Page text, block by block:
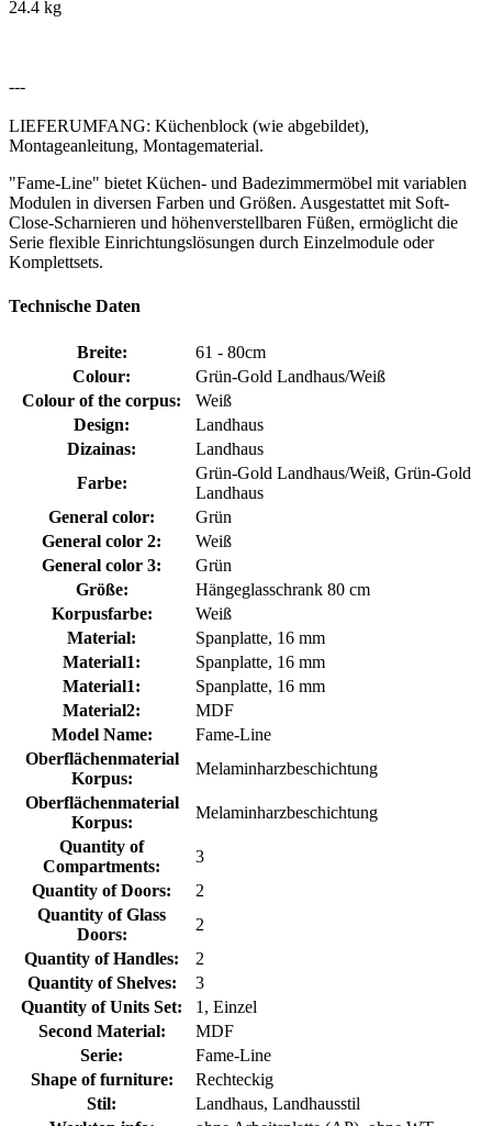
24.4 kg
---
LIEFERUMFANG: Küchenblock (wie abgebildet),
Montageanleitung, Montagematerial.
"Fame-Line" bietet Küchen- und Badezimmermöbel mit variablen
Modulen in diversen Farben und Größen. Ausgestattet mit Soft-
Close-Scharnieren und höhenverstellbaren Füßen, ermöglicht die
Serie flexible Einrichtungslösungen durch Einzelmodule oder
Komplettsets.
Technische Daten
Breite:
61 - 80cm
Colour:
Grün-Gold Landhaus/Weiß
Colour of the corpus:
Weiß
Design:
Landhaus
Dizainas:
Landhaus
Farbe:
Grün-Gold Landhaus/Weiß, Grün-Gold
Landhaus
General color:
Grün
General color 2:
Weiß
General color 3:
Grün
Größe:
Hängeglasschrank 80 cm
Korpusfarbe:
Weiß
Material:
Spanplatte, 16 mm
Material1:
Spanplatte, 16 mm
Material1:
Spanplatte, 16 mm
Material2:
MDF
Model Name:
Fame-Line
Oberflächenmaterial
Korpus:
Melaminharzbeschichtung
Oberflächenmaterial
Korpus:
Melaminharzbeschichtung
Quantity of
Compartments:
3
Quantity of Doors:
2
Quantity of Glass
Doors:
2
Quantity of Handles:
2
Quantity of Shelves:
3
Quantity of Units Set:
1, Einzel
Second Material:
MDF
Serie:
Fame-Line
Shape of furniture:
Rechteckig
Stil:
Landhaus, Landhausstil